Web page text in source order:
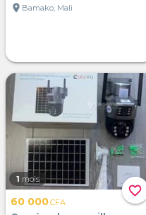
location_on Bamako, Mali
favorite_border
1 mois
60 000CFA